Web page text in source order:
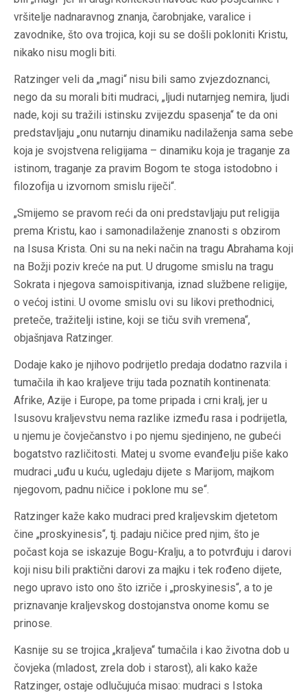
vršitelje nadnaravnog znanja, čarobnjake, varalice i
zavodnike, što ova trojica, koji su se došli pokloniti Kristu,
nikako nisu mogli biti.
Ratzinger veli da „magi“ nisu bili samo zvjezdoznanci,
nego da su morali biti mudraci, „ljudi nutarnjeg nemira, ljudi
nade, koji su tražili istinsku zvijezdu spasenja“ te da oni
predstavljaju „onu nutarnju dinamiku nadilaženja sama sebe
koja je svojstvena religijama – dinamiku koja je traganje za
istinom, traganje za pravim Bogom te stoga istodobno i
filozofija u izvornom smislu riječi“.
„Smijemo se pravom reći da oni predstavljaju put religija
prema Kristu, kao i samonadilaženje znanosti s obzirom
na Isusa Krista. Oni su na neki način na tragu Abrahama koji
na Božji poziv kreće na put. U drugome smislu na tragu
Sokrata i njegova samoispitivanja, iznad službene religije,
o većoj istini. U ovome smislu ovi su likovi prethodnici,
preteče, tražitelji istine, koji se tiču svih vremena“,
objašnjava Ratzinger.
Dodaje kako je njihovo podrijetlo predaja dodatno razvila i
tumačila ih kao kraljeve triju tada poznatih kontinenata:
Afrike, Azije i Europe, pa tome pripada i crni kralj, jer u
Isusovu kraljevstvu nema razlike između rasa i podrijetla,
u njemu je čovječanstvo i po njemu sjedinjeno, ne gubeći
bogatstvo različitosti. Matej u svome evanđelju piše kako
mudraci „uđu u kuću, ugledaju dijete s Marijom, majkom
njegovom, padnu ničice i poklone mu se“.
Ratzinger kaže kako mudraci pred kraljevskim djetetom
čine „proskyinesis“, tj. padaju ničice pred njim, što je
počast koja se iskazuje Bogu-Kralju, a to potvrđuju i darovi
koji nisu bili praktični darovi za majku i tek rođeno dijete,
nego upravo isto ono što izriče i „proskyinesis“, a to je
priznavanje kraljevskog dostojanstva onome komu se
prinose.
Kasnije su se trojica „kraljeva“ tumačila i kao životna dob u
čovjeka (mladost, zrela dob i starost), ali kako kaže
Ratzinger, ostaje odlučujuća misao: mudraci s Istoka